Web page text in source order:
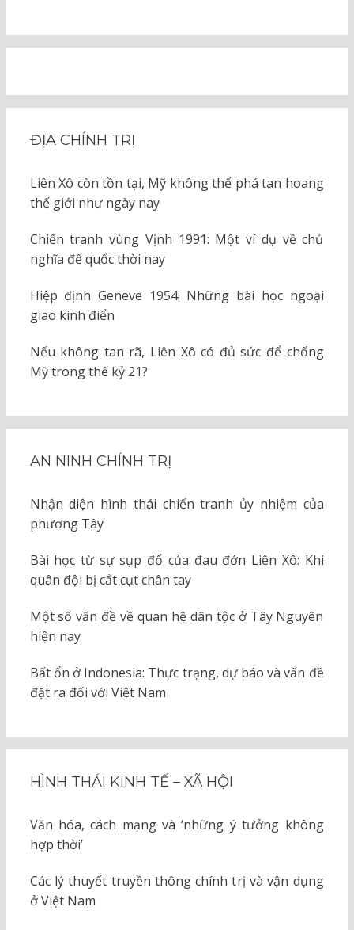
ĐỊA CHÍNH TRỊ
Liên Xô còn tồn tại, Mỹ không thể phá tan hoang
thế giới như ngày nay
Chiến tranh vùng Vịnh 1991: Một ví dụ về chủ
nghĩa đế quốc thời nay
Hiệp định Geneve 1954: Những bài học ngoại
giao kinh điển
Nếu không tan rã, Liên Xô có đủ sức để chống
Mỹ trong thế kỷ 21?
AN NINH CHÍNH TRỊ
Nhận diện hình thái chiến tranh ủy nhiệm của
phương Tây
Bài học từ sự sụp đổ của đau đớn Liên Xô: Khi
quân đội bị cắt cụt chân tay
Một số vấn đề về quan hệ dân tộc ở Tây Nguyên
hiện nay
Bất ổn ở Indonesia: Thực trạng, dự báo và vấn đề
đặt ra đối với Việt Nam
HÌNH THÁI KINH TẾ – XÃ HỘI
Văn hóa, cách mạng và ‘những ý tưởng không
hợp thời’
Các lý thuyết truyền thông chính trị và vận dụng
ở Việt Nam